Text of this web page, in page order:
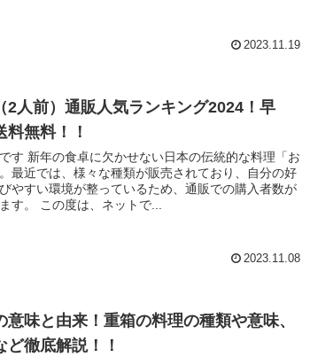
2023.11.19
2人前）通販人気ランキング2024！早
料無料！！
す 新年の食卓に欠かせない日本の伝統的な料理「お
最近では、様々な種類が販売されており、自分の好
やすい環境が整っているため、通販での購入者数が
増加傾向にあります。 この度は、ネットで...
2023.11.08
意味と由来！重箱の料理の種類や意味、
ど徹底解説！！